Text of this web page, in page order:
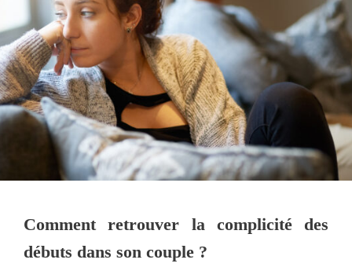
Comment retrouver la complicité des
débuts dans son couple ?